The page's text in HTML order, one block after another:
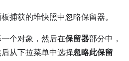
捕获的堆快照中忽略保留器。
个对象，然后在保留器部分中，
从下拉菜单中选择忽略此保留